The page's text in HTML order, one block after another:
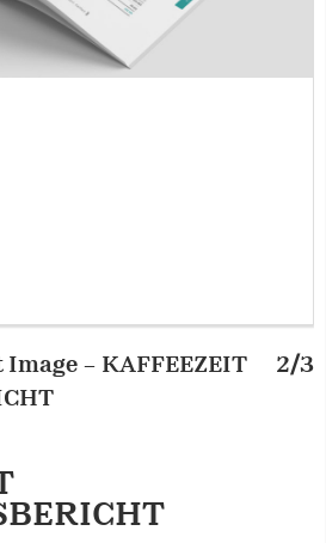
– KAFFEEZEIT
2/3